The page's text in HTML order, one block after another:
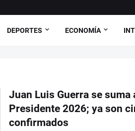
DEPORTES ECONOMÍA
Juan Luis Guerra se suma
Presidente 2026; ya son
confirmados